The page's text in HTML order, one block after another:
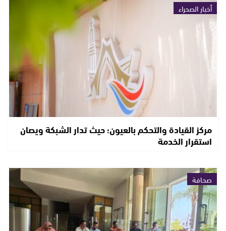
أخبار الصحراء
مركز القيادة والتحكم بالعيون؛ حيث تدار الشبكة ويصان
استقرار الخدمة
صحافة